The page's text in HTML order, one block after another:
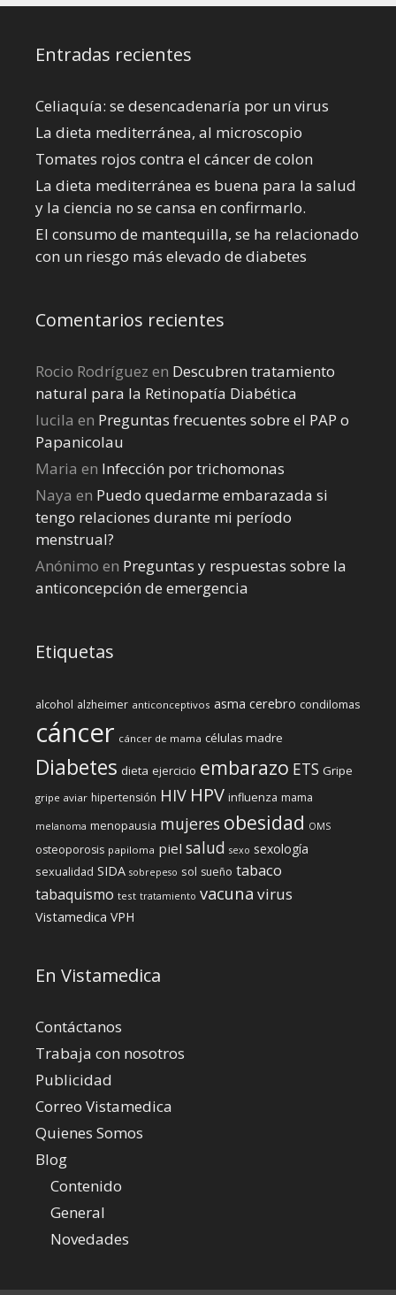
Entradas recientes
Celiaquía: se desencadenaría por un virus
La dieta mediterránea, al microscopio
Tomates rojos contra el cáncer de colon
La dieta mediterránea es buena para la salud
y la ciencia no se cansa en confirmarlo.
El consumo de mantequilla, se ha relacionado
con un riesgo más elevado de diabetes
Comentarios recientes
Rocio Rodríguez en Descubren tratamiento
natural para la Retinopatía Diabética
lucila en Preguntas frecuentes sobre el PAP o
Papanicolau
Maria en Infección por trichomonas
Naya en Puedo quedarme embarazada si
tengo relaciones durante mi perí­odo
menstrual?
Anónimo en Preguntas y respuestas sobre la
anticoncepción de emergencia
Etiquetas
alcohol alzheimer anticonceptivos asma cerebro condilomas
cáncer cáncer de mama células madre
Diabetes dieta ejercicio embarazo ETS Gripe
gripe aviar hipertensión HIV HPV influenza mama
melanoma menopausia mujeres obesidad OMS
osteoporosis papiloma piel salud sexo sexología
sexualidad SIDA sobrepeso sol sueño tabaco
tabaquismo test tratamiento vacuna virus
Vistamedica VPH
En Vistamedica
Contáctanos
Trabaja con nosotros
Publicidad
Correo Vistamedica
Quienes Somos
Blog
Contenido
General
Novedades